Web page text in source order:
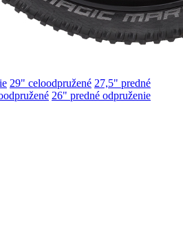
29" celoodpružené 27,5" predné
26" predné odpruženie